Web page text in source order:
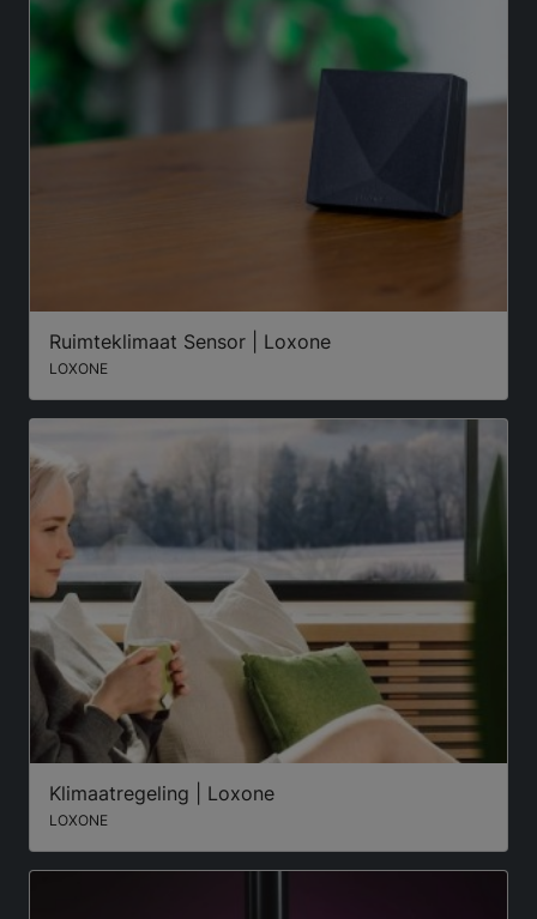
Ruimteklimaat Sensor | Loxone
LOXONE
Klimaatregeling | Loxone
LOXONE